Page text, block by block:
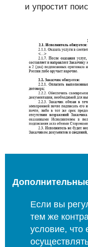
и упростит
Если вы
тем же
условие, что